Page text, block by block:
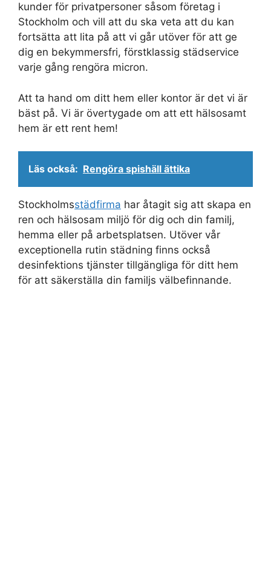
kunder för privatpersoner såsom företag i
Stockholm och vill att du ska veta att du kan
fortsätta att lita på att vi går utöver för att ge
dig en bekymmersfri, förstklassig städservice
varje gång rengöra micron.
Att ta hand om ditt hem eller kontor är det vi är
bäst på. Vi är övertygade om att ett hälsosamt
hem är ett rent hem!
Läs också: Rengöra spishäll ättika
Stockholmsstädfirma har åtagit sig att skapa en
ren och hälsosam miljö för dig och din familj,
hemma eller på arbetsplatsen. Utöver vår
exceptionella rutin städning finns också
desinfektions tjänster tillgängliga för ditt hem
för att säkerställa din familjs välbefinnande.